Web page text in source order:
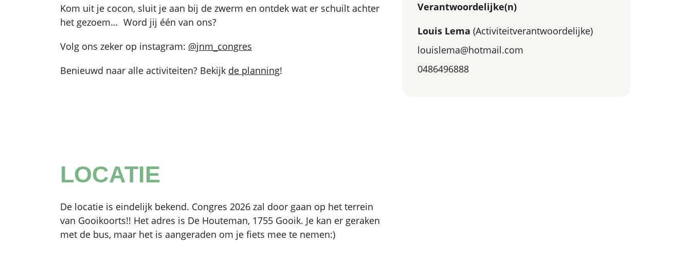
Kom uit je cocon, sluit je aan bij de zwerm en ontdek wat er schuilt achter
het gezoem… Word jij één van ons?
Volg ons zeker op instagram: @jnm_congres
Benieuwd naar alle activiteiten? Bekijk de planning!
LOCATIE
De locatie is eindelijk bekend. Congres 2026 zal door gaan op het terrein
van Gooikoorts!! Het adres is De Houteman, 1755 Gooik. Je kan er geraken
met de bus, maar het is aangeraden om je fiets mee te nemen:)
Verantwoordelijke(n)
Louis Lema (Activiteitverantwoordelijke)
louislema@hotmail.com
0486496888